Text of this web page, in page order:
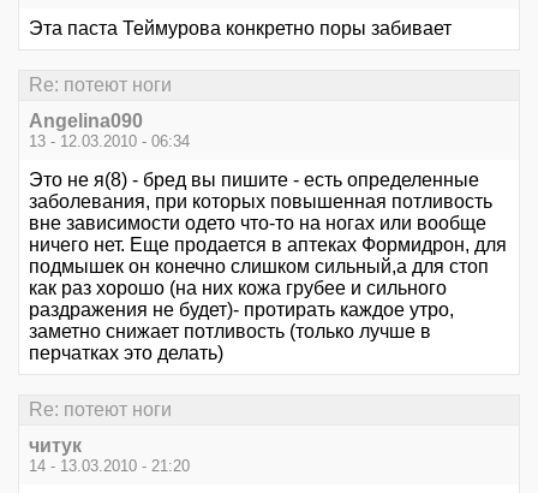
Эта паста Теймурова конкретно поры забивает
Re: потеют ноги
Angelina090
13 - 12.03.2010 - 06:34
Это не я(8) - бред вы пишите - есть определенные
заболевания, при которых повышенная потливость
вне зависимости одето что-то на ногах или вообще
ничего нет. Еще продается в аптеках Формидрон, для
подмышек он конечно слишком сильный,а для стоп
как раз хорошо (на них кожа грубее и сильного
раздражения не будет)- протирать каждое утро,
заметно снижает потливость (только лучше в
перчатках это делать)
Re: потеют ноги
читук
14 - 13.03.2010 - 21:20